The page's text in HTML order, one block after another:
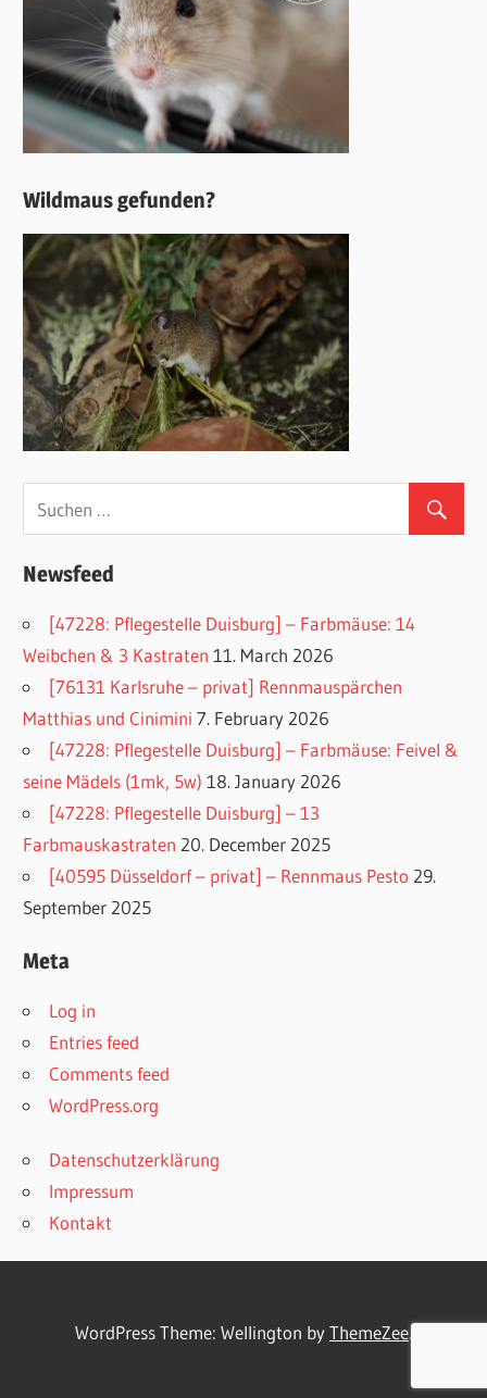
Wildmaus gefunden?
Newsfeed
[47228: Pflegestelle Duisburg] – Farbmäuse: 14
Weibchen & 3 Kastraten 11. March 2026
[76131 Karlsruhe – privat] Rennmauspärchen
Matthias und Cinimini 7. February 2026
[47228: Pflegestelle Duisburg] – Farbmäuse: Feivel &
seine Mädels (1mk, 5w) 18. January 2026
[47228: Pflegestelle Duisburg] – 13
Farbmauskastraten 20. December 2025
[40595 Düsseldorf – privat] – Rennmaus Pesto 29.
September 2025
Meta
Log in
Entries feed
Comments feed
WordPress.org
Datenschutzerklärung
Impressum
Kontakt
WordPress Theme: Wellington byThemeZee.